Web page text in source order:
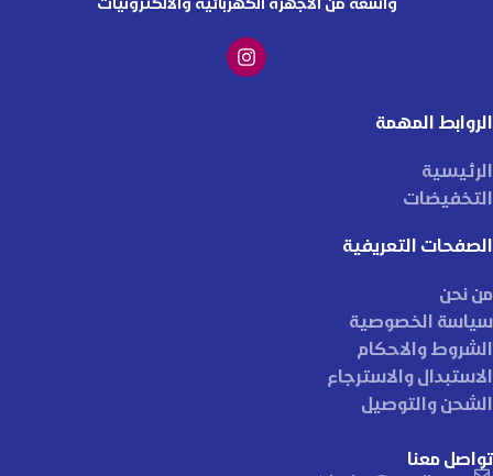
الروابط المهمة
الرئيسية
التخفيضات
الصفحات التعريفية
من نحن
سياسة الخصوصية
الشروط والاحكام
الاستبدال والاسترجاع
الشحن والتوصيل
تواصل معنا